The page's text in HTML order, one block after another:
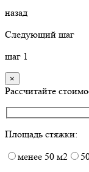
назад
Следующий шаг
шаг 1
×
Рассчитайте
Площадь стяжки:
менее 50 м2